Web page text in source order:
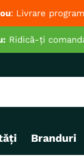
: Livrare
Ridică-ți
Branduri